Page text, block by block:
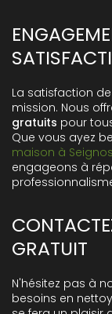
La satisfaction
mission. Nous
gratuits pour
Que vous ayez
maison à
engageons à
GRATUIT
N'hésitez pas à
besoins en